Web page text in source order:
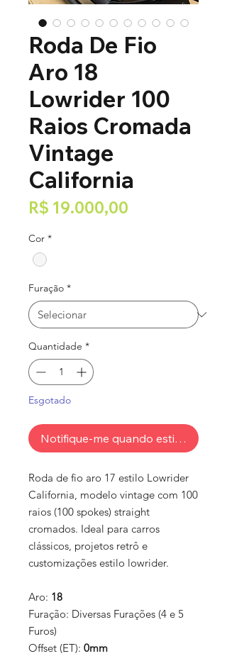
Roda De Fio
Aro 18
Lowrider 100
Raios Cromada
Vintage
California
R$ 19.000,00
Cor *
Furação *
Quantidade *
Esgotado
Notifique-me quando estiver
Roda de fio aro 17 estilo Lowrider
California, modelo vintage com 100
raios (100 spokes) straight
cromados. Ideal para carros
clássicos, projetos retrô e
customizações estilo lowrider.
Aro: 18
Furação: Diversas Furações (4 e 5
Furos)
Offset (ET): 0mm